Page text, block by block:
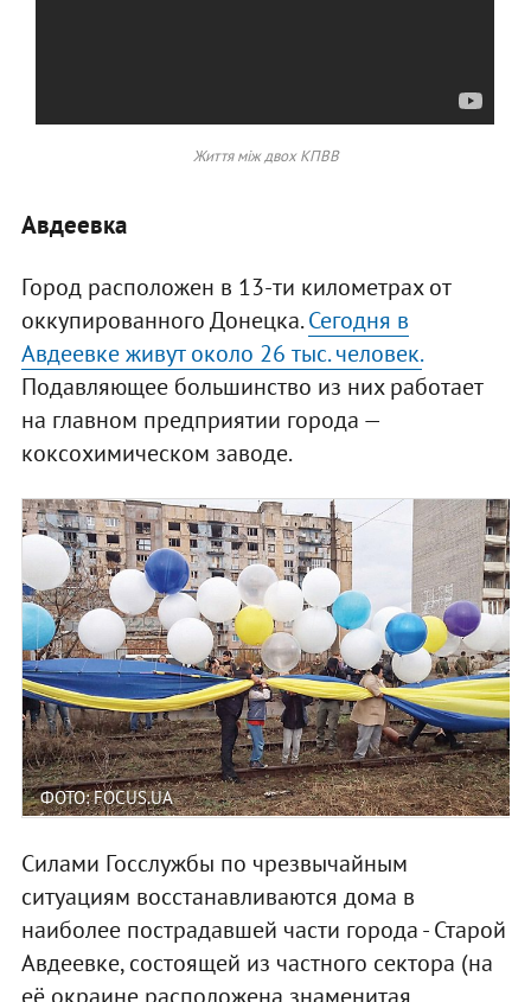
Життя між двох КПВВ
Авдеевка
Город расположен в 13-ти километрах от
оккупированного Донецка.Сегодня в
Авдеевке живут около 26 тыс. человек.
Подавляющее большинство из них работает
на главном предприятии города —
коксохимическом заводе.
ФОТО: FOCUS.UA
Силами Госслужбы по чрезвычайным
ситуациям восстанавливаются дома в
наиболее пострадавшей части города - Старой
Авдеевке, состоящей из частного сектора (на
её окраине расположена знаменитая